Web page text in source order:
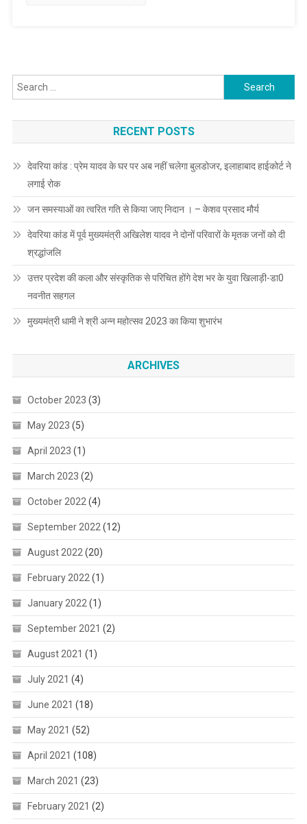
प्रोत्साहन
Search
for:
RECENT POSTS
देवरिया कांड : प्रेम यादव के घर पर अब नहीं चलेगा बुलडोजर, इलाहाबाद हाईकोर्ट ने
लगाई रोक
जन समस्याओं का त्वरित गति से किया जाए निदान । – केशव प्रसाद मौर्य
देवरिया कांड में पूर्व मुख्यमंत्री अखिलेश यादव ने दोनों परिवारों के मृतक जनों को दी
श्रद्धांजलि
उत्तर प्रदेश की कला और संस्कृतिक से परिचित होंगे देश भर के युवा खिलाड़ी-डा0
नवनीत सहगल
मुख्यमंत्री धामी ने श्री अन्न महोत्सव 2023 का किया शुभारंभ
ARCHIVES
October 2023 (3)
May 2023 (5)
April 2023 (1)
March 2023 (2)
October 2022 (4)
September 2022 (12)
August 2022 (20)
February 2022 (1)
January 2022 (1)
September 2021 (2)
August 2021 (1)
July 2021 (4)
June 2021 (18)
May 2021 (52)
April 2021 (108)
March 2021 (23)
February 2021 (2)